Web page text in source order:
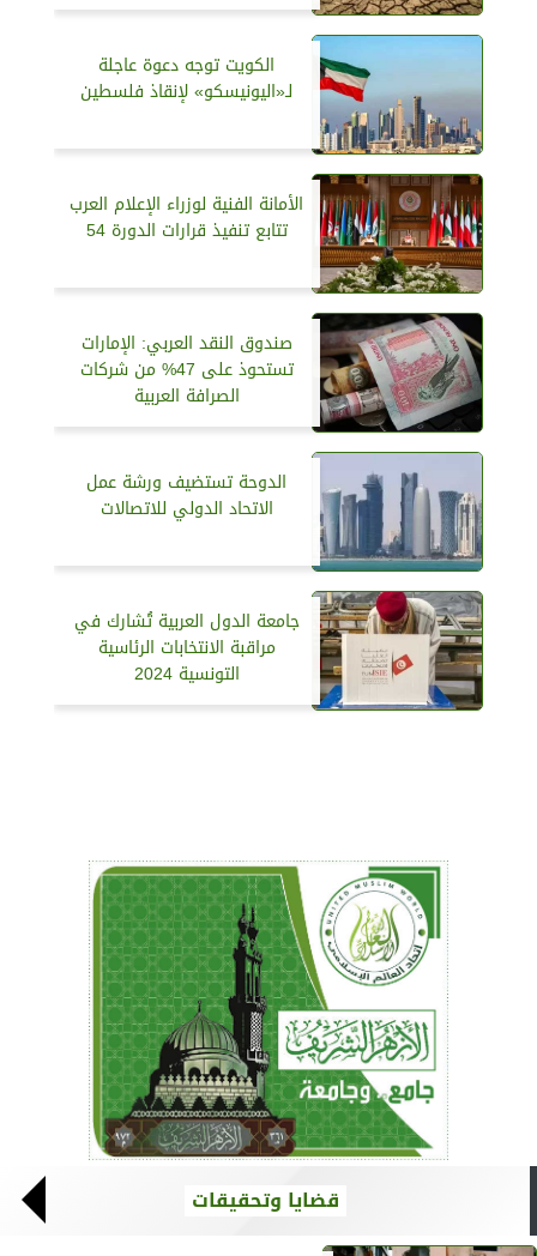
الكويت توجه دعوة عاجلة
لـ«اليونيسكو» لإنقاذ فلسطين
الأمانة الفنية لوزراء الإعلام العرب
تتابع تنفيذ قرارات الدورة 54
صندوق النقد العربي: الإمارات
تستحوذ على 47% من شركات
الصرافة العربية
الدوحة تستضيف ورشة عمل
الاتحاد الدولي للاتصالات
جامعة الدول العربية تُشارك في
مراقبة الانتخابات الرئاسية
التونسية 2024
قضايا وتحقيقات